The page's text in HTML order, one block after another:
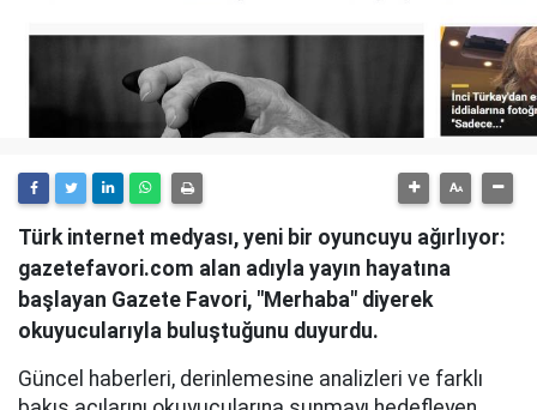
Türk internet medyası, yeni bir oyuncuyu ağırlıyor:
gazetefavori.com alan adıyla yayın hayatına
başlayan Gazete Favori, "Merhaba" diyerek
okuyucularıyla buluştuğunu duyurdu.
Güncel haberleri, derinlemesine analizleri ve farklı